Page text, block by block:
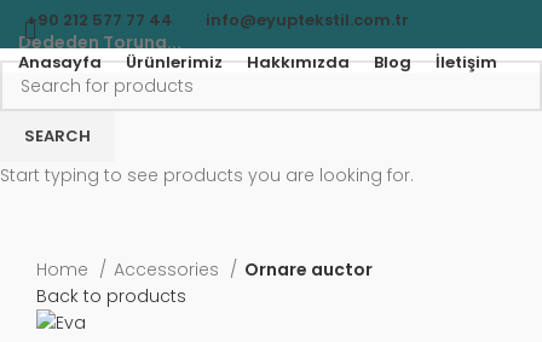
+90 212 577 77 44 info@eyuptekstil.com.tr
Dededen Toruna...
Anasayfa Ürünlerimiz Hakkımızda Blog İletişim
Home
Accessories
Ornare auctor
Back to products
SEARCH
Start typing to see products you are looking for.